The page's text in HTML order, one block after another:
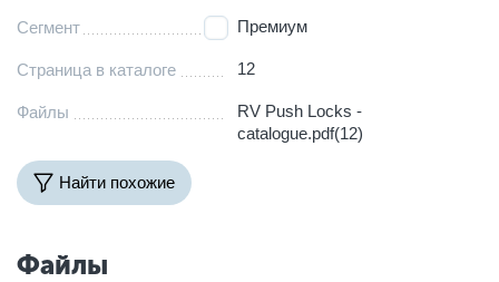
Сегмент Премиум
Страница в каталоге 12
Файлы
RV Push Locks -
catalogue.pdf(12)
Найти похожие
Файлы